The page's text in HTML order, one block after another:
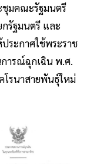
ชุมคณะรัฐมนตรี
รัฐมนตรี และ
ระกาศใช้พระราช
การณ์ฉุกเฉิน พ.ศ.
โรนาสายพันธุ์ใหม่